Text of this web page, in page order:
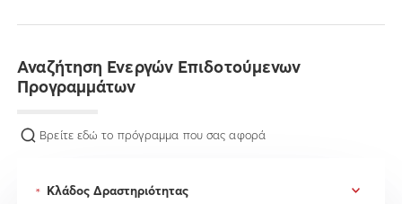
Αναζήτηση Ενεργών Επιδοτούμενων
Προγραμμάτων
Βρείτε εδώ το πρόγραμμα που σας αφορά
*